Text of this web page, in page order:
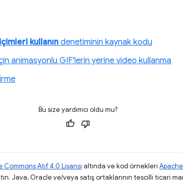
kullanın denetiminin kaynak kodu
animasyonlu GIF'lerin yerine video kullanma
Bu size yardımcı oldu mu?
Commons Atıf 4.0 Lisansı altında ve kod örnekleri
Java, Oracle ve/veya satış ortaklarının tescilli ticari